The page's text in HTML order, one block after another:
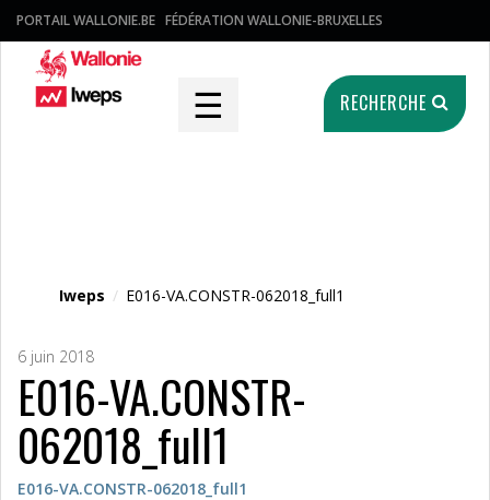
PORTAIL WALLONIE.BE FÉDÉRATION WALLONIE-BRUXELLES
☰ RECHERCHE
Iweps / E016-VA.CONSTR-062018_full1
6 juin 2018
E016-VA.CONSTR-
062018_full1
E016-VA.CONSTR-062018_full1